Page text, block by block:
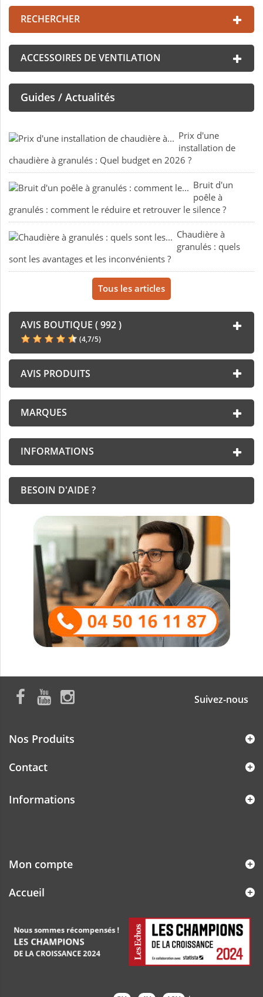
RECHERCHER
ACCESSOIRES DE VENTILATION
Guides / Actualités
Prix d'une
installation de
chaudière à granulés : Quel budget en 2026 ?
Bruit d'un
poêle à
granulés : comment le réduire et retrouver le silence ?
Chaudière à
granulés : quels
sont les avantages et les inconvénients ?
Tous les articles
AVIS BOUTIQUE ( 992 )
(4,7/5)
AVIS PRODUITS
MARQUES
INFORMATIONS
BESOIN D'AIDE ?
Suivez-nous
Nos Produits
Contact
Informations
Mon compte
Accueil